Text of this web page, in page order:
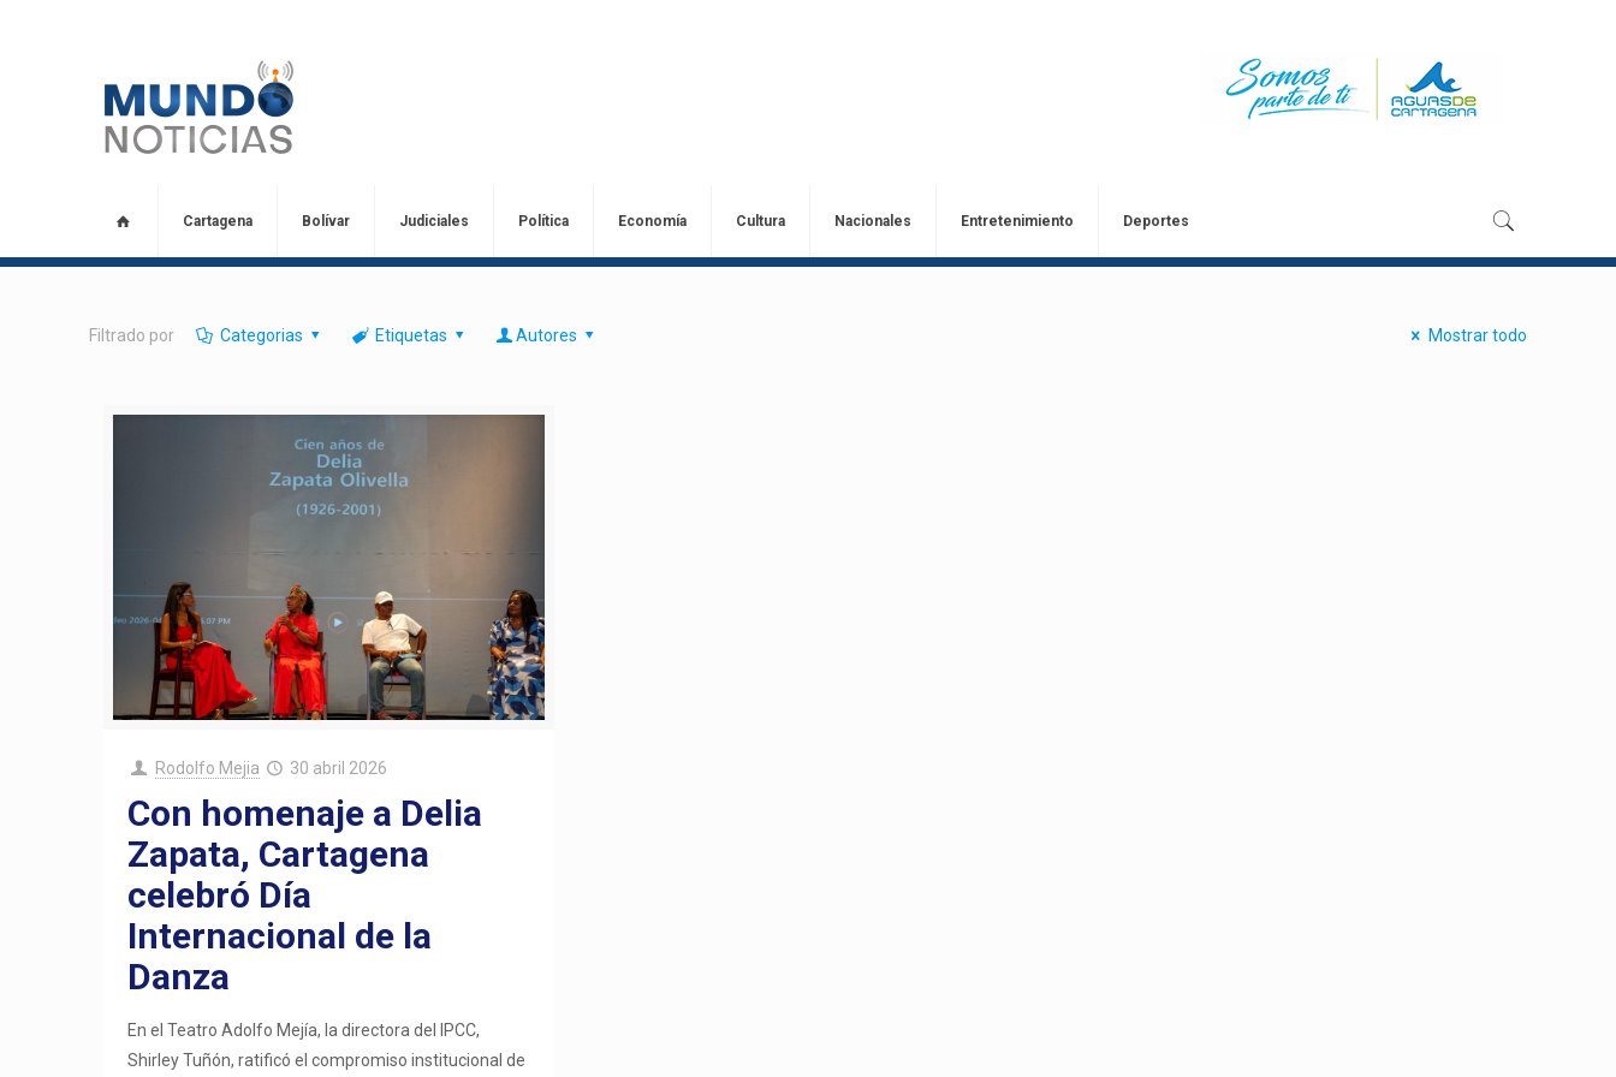
Cartagena Bolívar Judiciales Política Economía Cultura Nacionales Entretenimiento Deportes
Filtrado por Categorias Etiquetas Autores Mostrar todo
Rodolfo Mejia 30 abril 2026
Con homenaje a Delia
Zapata, Cartagena
celebró Día
Internacional de la
Danza
En el Teatro Adolfo Mejía, la directora del IPCC,
Shirley Tuñón, ratificó el compromiso institucional de